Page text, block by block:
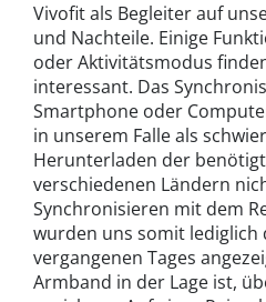
Vivofit als Begleiter auf
und Nachteile. Einige
oder Aktivitätsmodus
interessant. Das
Smartphone oder
in unserem Falle als
Herunterladen der
verschiedenen Ländern
Synchronisieren mit dem
wurden uns somit lediglich
vergangenen Tages
Armband in der Lage ist,